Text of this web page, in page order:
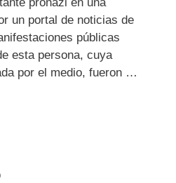
un portal de noticias de
públicas
esta persona, cuya
por el medio, fueron …